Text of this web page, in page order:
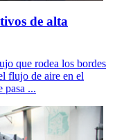
de alta
que rodea los bordes
flujo de aire en el
pasa ...